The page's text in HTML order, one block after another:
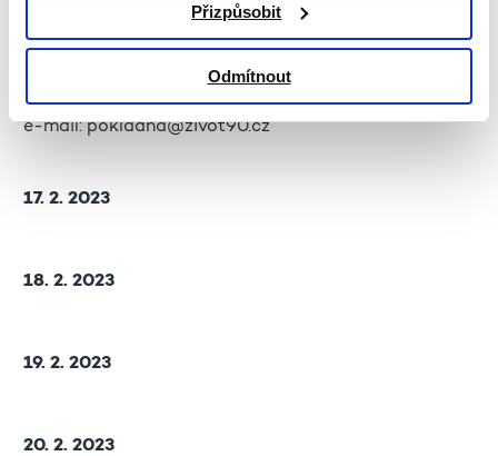
Přizpůsobit
Odmítnout
adrese: Karoliny Světlé 18, 110 00 Praha 1;
Pondělí–pátek
9.00 - 12.30, 13.00 - 16.00
telefon: +420 222 333 999
e-mail: pokladna@zivot90.cz
17. 2. 2023
18. 2. 2023
19. 2. 2023
20. 2. 2023